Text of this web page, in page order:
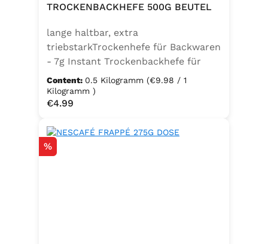
TROCKENBACKHEFE 500G BEUTEL
lange haltbar, extra
triebstarkTrockenhefe für Backwaren
- 7g Instant Trockenbackhefe für
500g Weizenmehl, entspricht 25g
FrischhefeZutaten: Trockenbackhefe,
Emulgator Sorbitanmonostearat
Content: 0.5 Kilogramm (€9.98 / 1
Kilogramm )
Regular price:
€4.99
Discount
%